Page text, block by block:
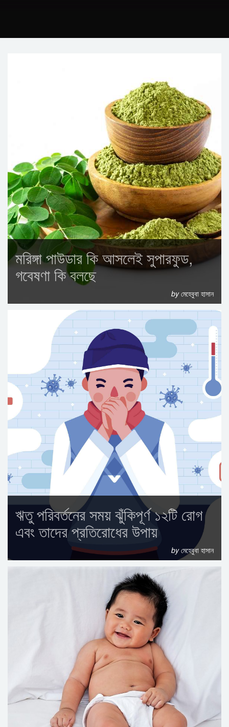
মরিঙ্গা পাউডার কি আসলেই সুপারফুড,
গবেষণা কি বলছে
byমেহেবুবা হাসান
ঋতু পরিবর্তনের সময় ঝুঁকিপূর্ণ ১২টি রোগ
এবং তাদের প্রতিরোধের উপায়
byমেহেবুবা হাসান